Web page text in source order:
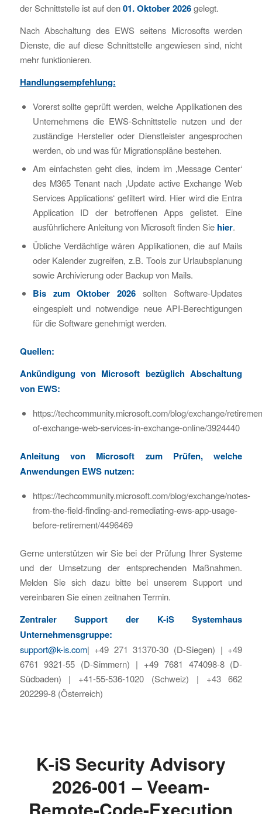
der Schnittstelle ist auf den01. Oktober 2026gelegt.
Nach Abschaltung des EWS seitens Microsofts werden
Dienste, die auf diese Schnittstelle angewiesen sind, nicht
mehr funktionieren.
Handlungsempfehlung:
Vorerst sollte geprüft werden, welche Applikationen des
Unternehmens die EWS-Schnittstelle nutzen und der
zuständige Hersteller oder Dienstleister angesprochen
werden, ob und was für Migrationspläne bestehen.
Am einfachsten geht dies, indem im ‚Message Center‘
des M365 Tenant nach ‚Update active Exchange Web
Services Applications‘ gefiltert wird. Hier wird die Entra
Application ID der betroffenen Apps gelistet. Eine
ausführlichere Anleitung von Microsoft finden Sie hier.
Übliche Verdächtige wären Applikationen, die auf Mails
oder Kalender zugreifen, z.B. Tools zur Urlaubsplanung
sowie Archivierung oder Backup von Mails.
Bis zum Oktober 2026 sollten Software-Updates
eingespielt und notwendige neue API-Berechtigungen
für die Software genehmigt werden.
Quellen:
Ankündigung von Microsoft bezüglich Abschaltung
von EWS:
https://techcommunity.microsoft.com/blog/exchange/
of-exchange-web-services-in-exchange-online/3924440
Anleitung von Microsoft zum Prüfen, welche
Anwendungen EWS nutzen:
https://techcommunity.microsoft.com/blog/exchange/notes-
from-the-field-finding-and-remediating-ews-app-usage-
before-retirement/4496469
Gerne unterstützen wir Sie bei der Prüfung Ihrer Systeme
und der Umsetzung der entsprechenden Maßnahmen.
Melden Sie sich dazu bitte bei unserem Support und
vereinbaren Sie einen zeitnahen Termin.
Zentraler Support der K-iS Systemhaus
Unternehmensgruppe:
support@k-is.com| +49 271 31370-30 (D-Siegen) | +49
6761 9321-55 (D-Simmern) | +49 7681 474098-8 (D-
Südbaden) | +41-55-536-1020 (Schweiz) | +43 662
202299-8 (Österreich)
K-iS Security Advisory
2026-001 – Veeam-